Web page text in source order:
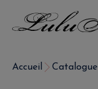
Accueil Catalogue